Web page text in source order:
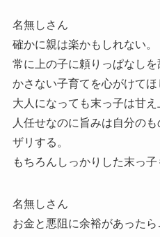
名無しさん
確かに親は楽かもしれない。
常に上の子に頼りっぱなし
かさない子育てを心がけて
大人になっても末っ子は甘
人任せなのに旨みは自分の
ザリする。
もちろんしっかりした末っ子
名無しさん
お金と悪阻に余裕があった